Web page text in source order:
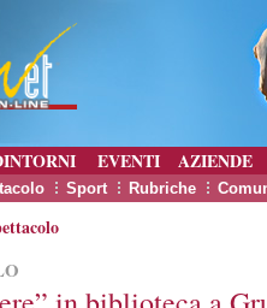
EVENTI AZIENDE
Sport Rubriche